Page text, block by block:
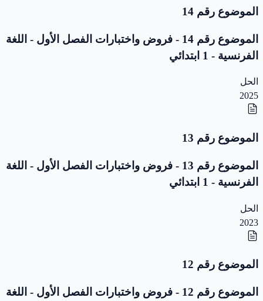
الموضوع رقم 14
الموضوع رقم 14 - فروض واختبارات الفصل الأول - اللغة
الفرنسية - 1 ابتدائي
الحل
2025
الموضوع رقم 13
الموضوع رقم 13 - فروض واختبارات الفصل الأول - اللغة
الفرنسية - 1 ابتدائي
الحل
2023
الموضوع رقم 12
الموضوع رقم 12 - فروض واختبارات الفصل الأول - اللغة